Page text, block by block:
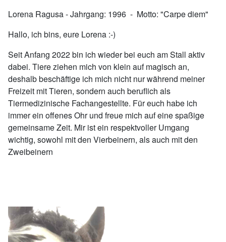
Lorena Ragusa - Jahrgang: 1996 - Motto: "Carpe diem"
Hallo, ich bins, eure Lorena :-)
Seit Anfang 2022 bin ich wieder bei euch am Stall aktiv
dabei. Tiere ziehen mich von klein auf magisch an,
deshalb beschäftige ich mich nicht nur während meiner
Freizeit mit Tieren, sondern auch beruflich als
Tiermedizinische Fachangestellte. Für euch habe ich
immer ein offenes Ohr und freue mich auf eine spaßige
gemeinsame Zeit. Mir ist ein respektvoller Umgang
wichtig, sowohl mit den Vierbeinern, als auch mit den
Zweibeinern